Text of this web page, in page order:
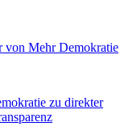
von Mehr Demokratie
zu direkter